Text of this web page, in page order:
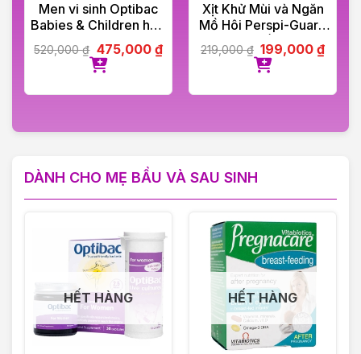
Men vi sinh Optibac
Babies & Children hộp
30 gói
520,000₫ 475,000 ₫
Xịt Khử Mùi và Ngăn
Mồ Hôi Perspi-Guard
Hiệu Quả Tối Ưu 30ml
219,000₫ 199,000₫
DÀNH CHO MẸ BẦU VÀ SAU SINH
HẾT HÀNG HẾT HÀNG